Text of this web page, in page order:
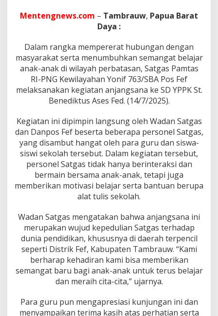
A
n
n
g
s
a
n
a
k
S
D
Y
P
P
K
S
.
n
d
i
k
u
s
A
e
s
Mentengnews.com – Tambrauw, Papua Barat
Daya :
Dalam rangka mempererat hubungan dengan
masyarakat serta menumbuhkan semangat belajar
anak-anak di wilayah perbatasan, Satgas Pamtas
RI-PNG Kewilayahan Yonif 763/SBA Pos Fef
melaksanakan kegiatan anjangsana ke SD YPPK St.
Benediktus Ases Fed. (14/7/2025).
Kegiatan ini dipimpin langsung oleh Wadan Satgas
dan Danpos Fef beserta beberapa personel Satgas,
yang disambut hangat oleh para guru dan siswa-
siswi sekolah tersebut. Dalam kegiatan tersebut,
personel Satgas tidak hanya berinteraksi dan
bermain bersama anak-anak, tetapi juga
memberikan motivasi belajar serta bantuan berupa
alat tulis sekolah.
Wadan Satgas mengatakan bahwa anjangsana ini
merupakan wujud kepedulian Satgas terhadap
dunia pendidikan, khususnya di daerah terpencil
seperti Distrik Fef, Kabupaten Tambrauw. “Kami
berharap kehadiran kami bisa memberikan
semangat baru bagi anak-anak untuk terus belajar
dan meraih cita-cita,” ujarnya.
Para guru pun mengapresiasi kunjungan ini dan
menyampaikan terima kasih atas perhatian serta